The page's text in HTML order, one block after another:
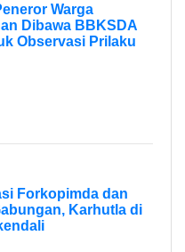
Warga
Dibawa BBKSDA
Observasi Prilaku
Forkopimda dan
Karhutla di